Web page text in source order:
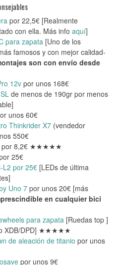
por 22,5€ [Realmente
con ella. Más info aquí]
para zapata [Uno de los
famosos y con mejor calidad-
son con envío desde
12v por unos 168€
de menos de 190gr por menos
unos 60€
Thinkrider X7 (vendedor
550€
por 8,2€ ★★★★★
25€
L2 por 25€ [LEDs de última
Uno 7 por unos 20€ [más
en cualquier bici
para zapata [Ruedas top ]
XDB/DPD] ★★★★★
de aleación de titanio por unos
por unos 9€